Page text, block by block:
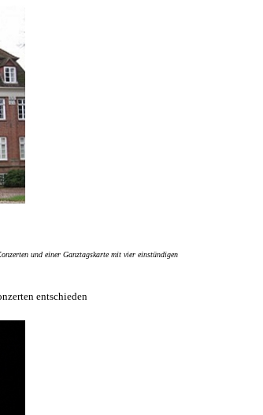
und einer Ganztagskarte mit vier einstündigen
entschieden